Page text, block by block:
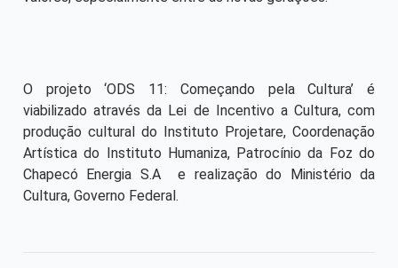
O projeto ‘ODS 11: Começando pela Cultura’ é
viabilizado através da Lei de Incentivo a Cultura, com
produção cultural do Instituto Projetare, Coordenação
Artística do Instituto Humaniza, Patrocínio da Foz do
Chapecó Energia S.A e realização do Ministério da
Cultura, Governo Federal.